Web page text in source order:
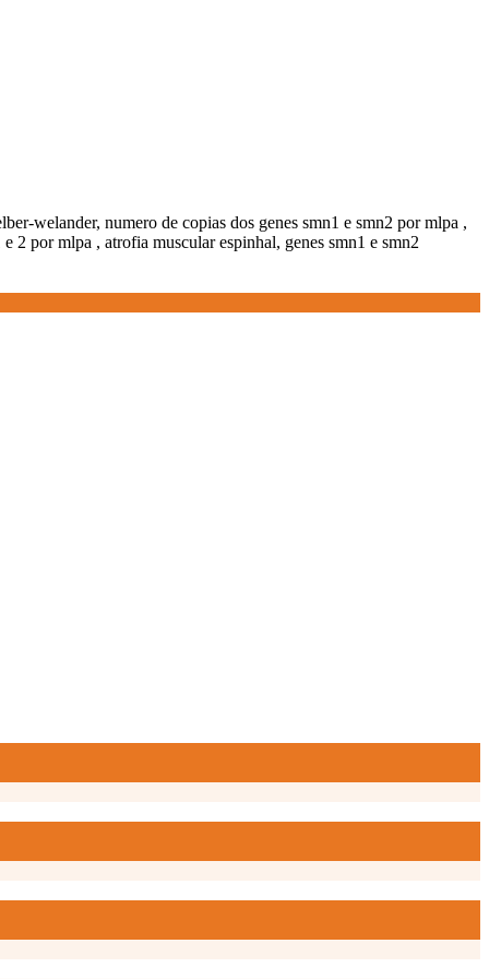
welander, numero de copias dos genes smn1 e smn2 por mlpa ,
2 por mlpa , atrofia muscular espinhal, genes smn1 e smn2